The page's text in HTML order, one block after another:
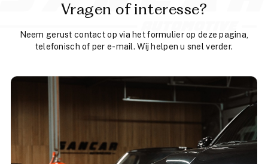
Vragen of interesse?
Neem gerust contact op via het formulier op deze pagina,
telefonisch of per e-mail. Wij helpen u snel verder.